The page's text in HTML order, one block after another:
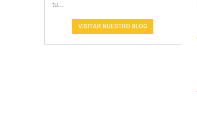
tu...
VISITAR NUESTRO BLOG